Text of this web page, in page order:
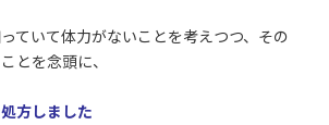
ていて体力がないことを考えつつ、その
とを念頭に、
方しました